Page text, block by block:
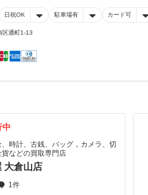
日祝OK 駐車場有 カード可
区通町1-13
中
時計、古銭、バッグ，カメラ、切
などの買取専門店
大倉山店
1件